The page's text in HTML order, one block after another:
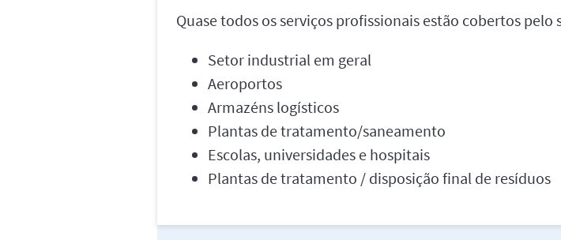
Quase todos os serviços profissionais estão cobertos pelo
Setor industrial em geral
Aeroportos
Armazéns logísticos
Plantas de tratamento/saneamento
Escolas, universidades e hospitais
Plantas de tratamento / disposição final de resíduos